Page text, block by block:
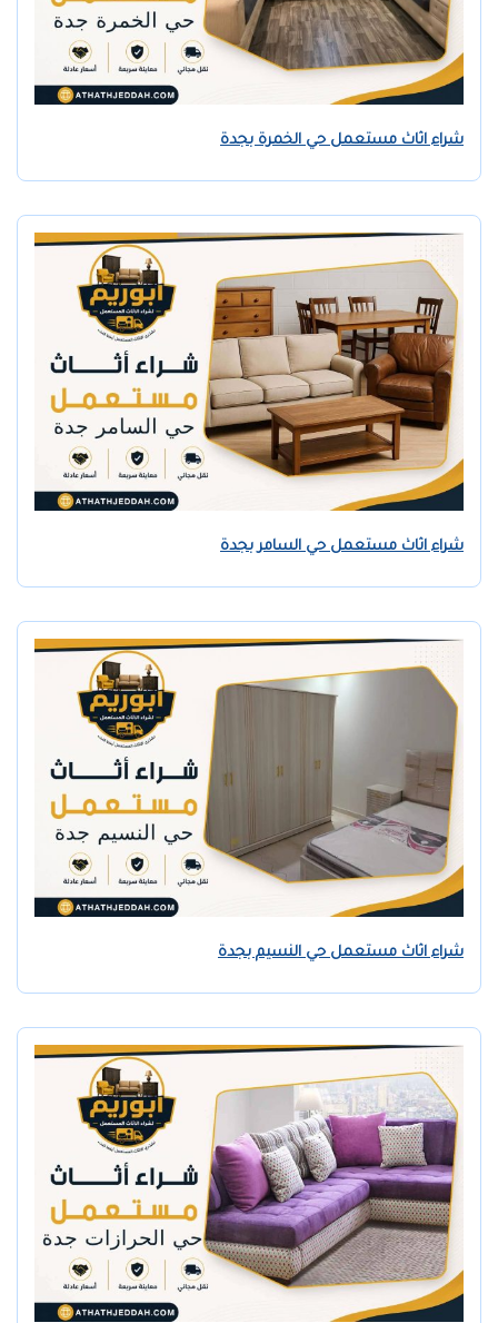
شراء اثاث مستعمل حي الخمرة بجدة
شراء اثاث مستعمل حي السامر بجدة
شراء اثاث مستعمل حي النسيم بجدة